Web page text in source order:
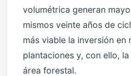
volumétrica generan
mismos veinte años de
más viable la inversión en
plantaciones y, con ello,
área forestal.